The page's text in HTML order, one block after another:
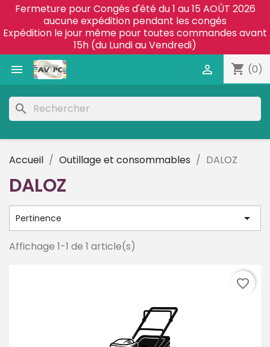
Fermeture pour Congés d'été du 1 au 15 AOÛT 2026
aucune expédition pendant les congés
Expédition le jour même pour toutes commandes avant
15h (du Lundi au Vendredi)
 shopping_cart (0)

search
Accueil Outillage et consommables DALOZ
DALOZ
Pertinence 
Affichage 1-1 de 1 article(s)
favorite_border